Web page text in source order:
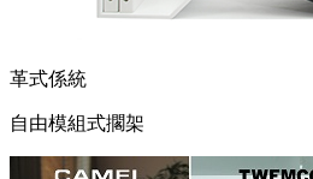
革式係統
自由模組式擱架